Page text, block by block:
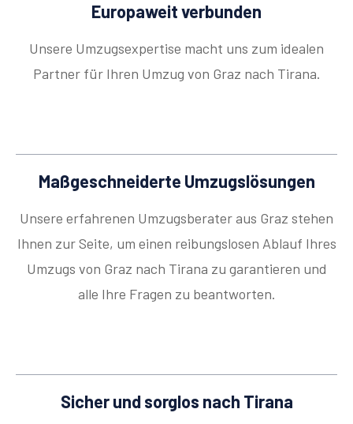
Europaweit verbunden
Unsere Umzugsexpertise macht uns zum idealen
Partner für Ihren Umzug von Graz nach Tirana.
Maßgeschneiderte Umzugslösungen
Unsere erfahrenen Umzugsberater aus Graz stehen
Ihnen zur Seite, um einen reibungslosen Ablauf Ihres
Umzugs von Graz nach Tirana zu garantieren und
alle Ihre Fragen zu beantworten.
Sicher und sorglos nach Tirana